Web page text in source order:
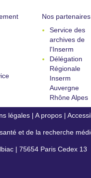
Nos
Service des
archives de
l'Inserm
Délégation
Régionale
Inserm
Auvergne
Rhône Alpes
légales | A propos |
conforme)
et de la recherche
| 75654 Paris Cedex 13